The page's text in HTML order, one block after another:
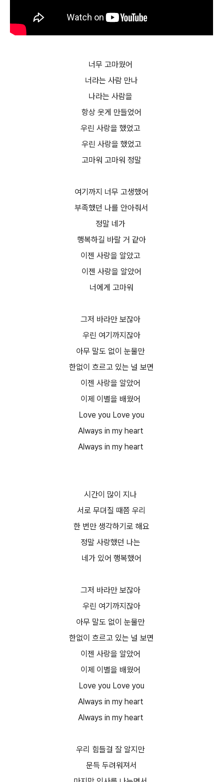
너무 고마웠어
너라는 사람 만나
나라는 사람을
항상 웃게 만들었어
우린 사랑을 했었고
우린 사랑을 했었고
고마워 고마워 정말
여기까지 너무 고생했어
부족했던 나를 안아줘서
정말 네가
행복하길 바랄 거 같아
이젠 사랑을 알았고
이젠 사랑을 알았어
너에게 고마워
그저 바라만 보잖아
우린 여기까지잖아
아무 말도 없이 눈물만
한없이 흐르고 있는 널 보면
이젠 사랑을 알았어
이제 이별을 배웠어
Love you Love you
Always in my heart
Always in my heart
시간이 많이 지나
서로 무뎌질 때쯤 우리
한 번만 생각하기로 해요
정말 사랑했던 나는
네가 있어 행복했어
그저 바라만 보잖아
우린 여기까지잖아
아무 말도 없이 눈물만
한없이 흐르고 있는 널 보면
이젠 사랑을 알았어
이제 이별을 배웠어
Love you Love you
Always in my heart
Always in my heart
우리 힘들걸 잘 알지만
문득 두려워져서